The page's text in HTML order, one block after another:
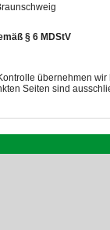
§ 6 MDStV
übernehmen
Seiten sind